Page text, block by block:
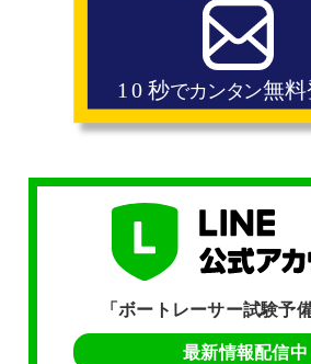
「ボートレーサー試験予
最新情報配信中